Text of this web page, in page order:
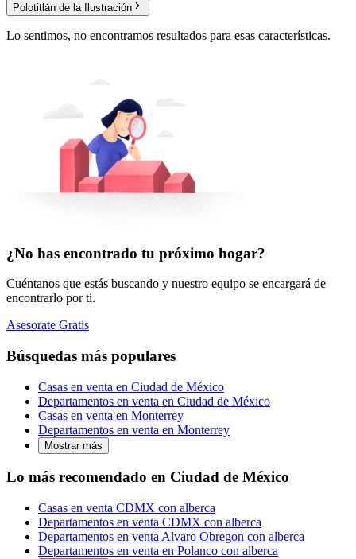
Polotitlán de la Ilustración
Lo sentimos, no encontramos resultados para esas características.
¿No has encontrado tu próximo hogar?
Cuéntanos que estás buscando y nuestro equipo se encargará de
encontrarlo por ti.
Asesorate Gratis
Búsquedas más populares
Casas en venta en Ciudad de México
Departamentos en venta en Ciudad de México
Casas en venta en Monterrey
Departamentos en venta en Monterrey
Mostrar más
Lo más recomendado en Ciudad de México
Casas en venta CDMX con alberca
Departamentos en venta CDMX con alberca
Departamentos en venta Alvaro Obregon con alberca
Departamentos en venta en Polanco con alberca